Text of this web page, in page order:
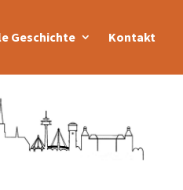
Geschichte Kontakt